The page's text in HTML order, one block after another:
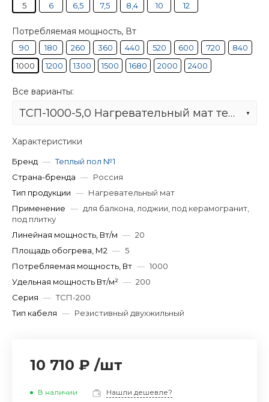
5
6 6,5 7,5 8,4 10 12
Потребляемая мощность, Вт
90 180 260 360 440 520 600 720
840
1000
1200 1300 1500 1680 2000 2400
Все варианты:
ТСП-1000-5,0 Нагревательный мат теплый пол no 1
Характеристики
Бренд — Теплый пол №1
Страна-бренда — Россия
Тип продукции — Нагревательный мат
Применение — для балкона, лоджии, под керамогранит,
под плитку
Линейная мощность, Вт/м — 20
Площадь обогрева, М2 — 5
Потребляемая мощность, Вт — 1000
Удельная мощность Вт/м² — 200
Серия — ТСП-200
Тип кабеля — Резистивный двухжильный
10 710 ₽ /шт
В наличии Нашли дешевле?